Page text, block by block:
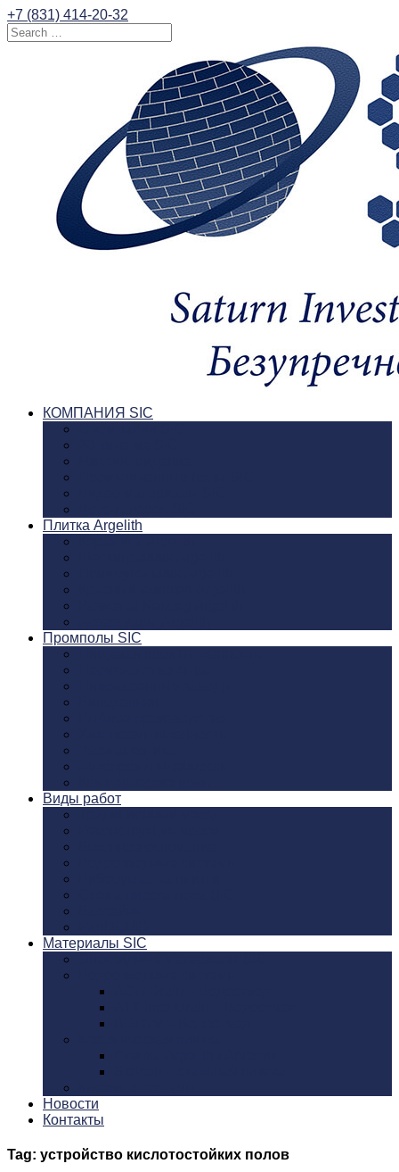
+7 (831) 414-20-32
КОМПАНИЯ SIC
Плитка Argelith
Промполы SIC
Виды работ
Материалы SIC
Новости
Контакты
Tag: устройство кислотостойких полов